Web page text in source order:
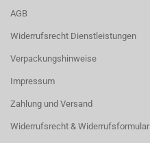
AGB
Widerrufsrecht Dienstleistungen
Verpackungshinweise
Impressum
Zahlung und Versand
Widerrufsrecht & Widerrufsformular